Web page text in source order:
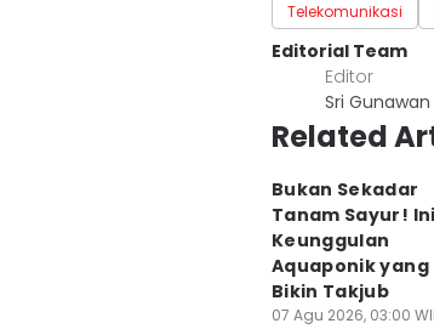
Telekomunikasi
Editorial Team
Editor
Sri
Related
Bukan Sekadar
Tanam Sayur!
Keunggulan
Aquaponik yang
Bikin Takjub
07 Agu 2026, 03:00